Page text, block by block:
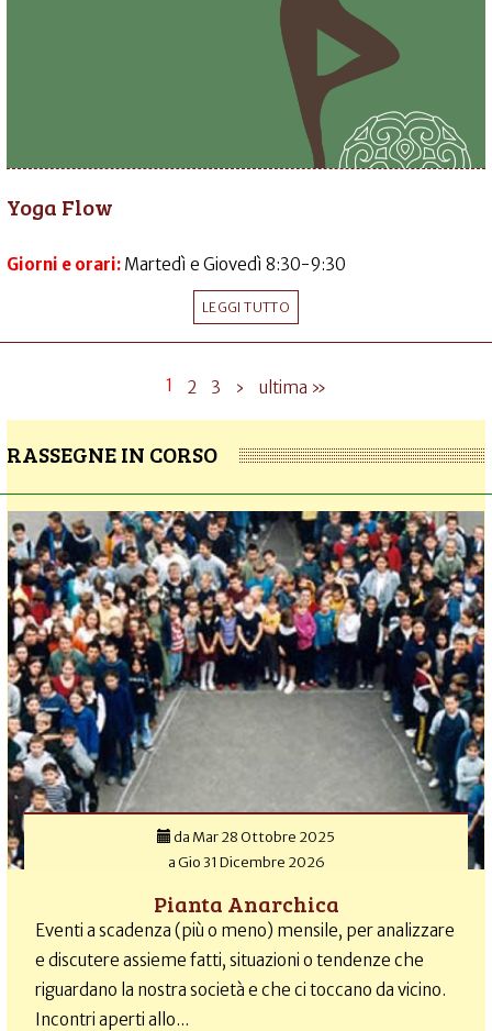
Yoga Flow
Giorni e orari: Martedì e Giovedì 8:30-9:30
LEGGI TUTTO
1 2 3 › ultima »
RASSEGNE IN CORSO
da Mar 28 Ottobre 2025
aGio 31 Dicembre 2026
Pianta Anarchica
Eventi a scadenza (più o meno) mensile, per analizzare
e discutere assieme fatti, situazioni o tendenze che
riguardano la nostra società e che ci toccano da vicino.
Incontri aperti allo...